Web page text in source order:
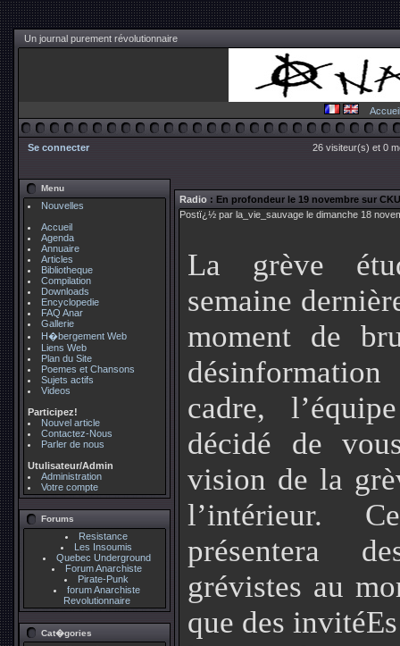
Un journal purement révolutionnaire
Accueil
Se connecter 26 visiteur(s) et 0
Menu
Nouvelles
Accueil
Agenda
Annuaire
Articles
Bibliotheque
Compilation
Downloads
Encyclopedie
FAQ Anar
Gallerie
H�bergement Web
Liens Web
Plan du Site
Poemes et Chansons
Sujets actifs
Videos
Participez!
Nouvel article
Contactez-Nous
Parler de nous
Utulisateur/Admin
Administration
Votre compte
Forums
Resistance
Les Insoumis
Quebec Underground
Forum Anarchiste
Pirate-Punk
forum Anarchiste
Revolutionnaire
Cat�gories
Radio : En profondeur le 19 novembre sur
Postï¿½ par la_vie_sauvage le dimanche 18
La grève
semaine
moment de
cadre,
décidé de
vision de la
l’intérieur.
présentera
grévistes au
que des